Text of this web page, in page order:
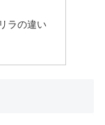
ラの違い